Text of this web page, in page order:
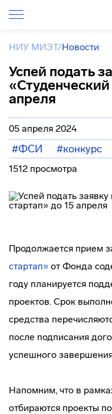
НИУ МИЭТ/Новости
Успей подать
апреля
05 апреля 2024
#ФСИ #конкурс
1512 просмотра
Продолжается прием
стартап» от Фонда
году планируется
проектов. Срок
средства
после подписания
успешного
Напомним, что в
отбираются проекты